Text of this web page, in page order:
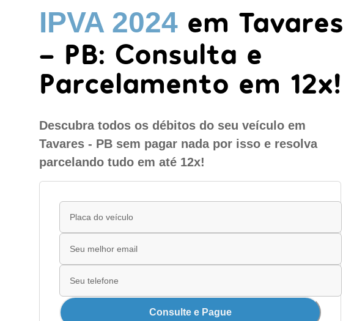
IPVA 2024 em Tavares
- PB: Consulta e
Parcelamento em 12x!
Descubra todos os débitos do seu veículo em
Tavares - PB sem pagar nada por isso e resolva
parcelando tudo em até 12x!
Consulte e Pague